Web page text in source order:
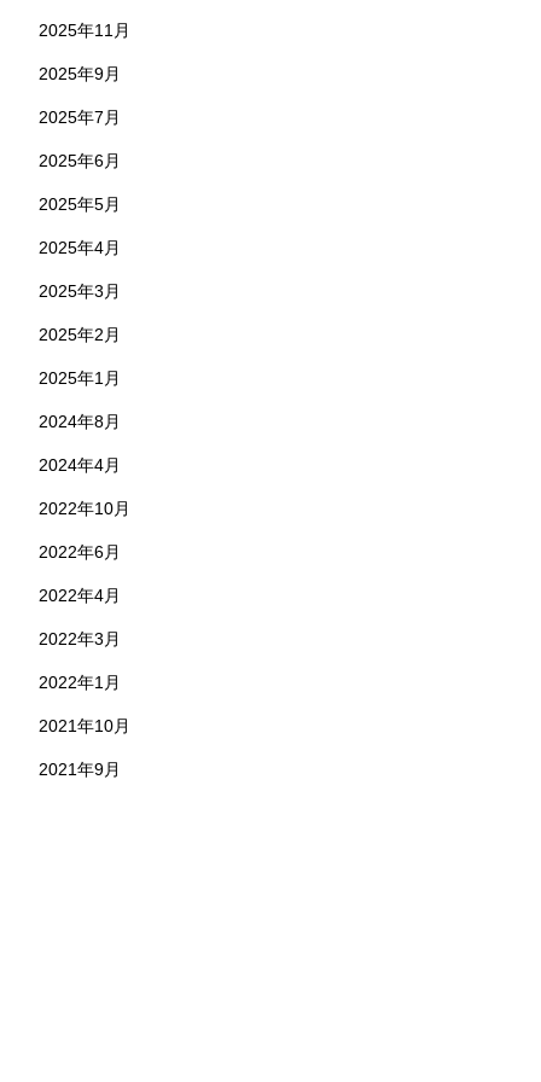
2025年11月
2025年9月
2025年7月
2025年6月
2025年5月
2025年4月
2025年3月
2025年2月
2025年1月
2024年8月
2024年4月
2022年10月
2022年6月
2022年4月
2022年3月
2022年1月
2021年10月
2021年9月